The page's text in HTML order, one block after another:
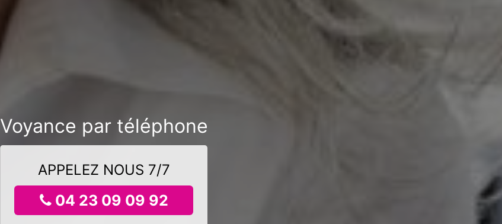
Voyance par téléphone
APPELEZ NOUS 7/7
04 23 09 09 92